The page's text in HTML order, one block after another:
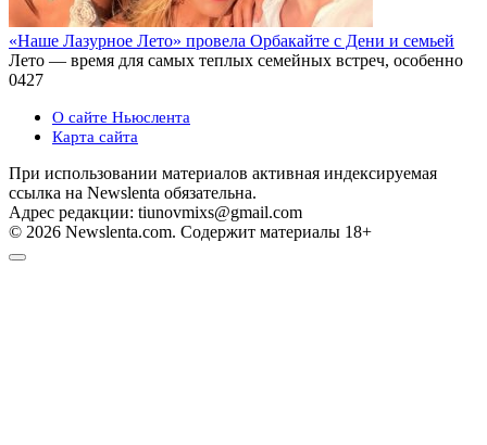
«Наше Лазурное Лето» провела Орбакайте с Дени и семьей
Лето — время для самых теплых семейных встреч, особенно
0427
О сайте Ньюслента
Карта сайта
При использовании материалов активная индексируемая
ссылка на Newslenta обязательна.
Адрес редакции: tiunovmixs@gmail.com
© 2026 Newslenta.com. Содержит материалы 18+